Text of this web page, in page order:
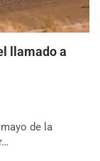
llamado a
de la